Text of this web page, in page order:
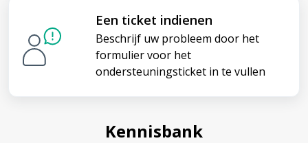
Een ticket indienen
Beschrijf uw probleem door het
formulier voor het
ondersteuningsticket in te vullen
Kennisbank